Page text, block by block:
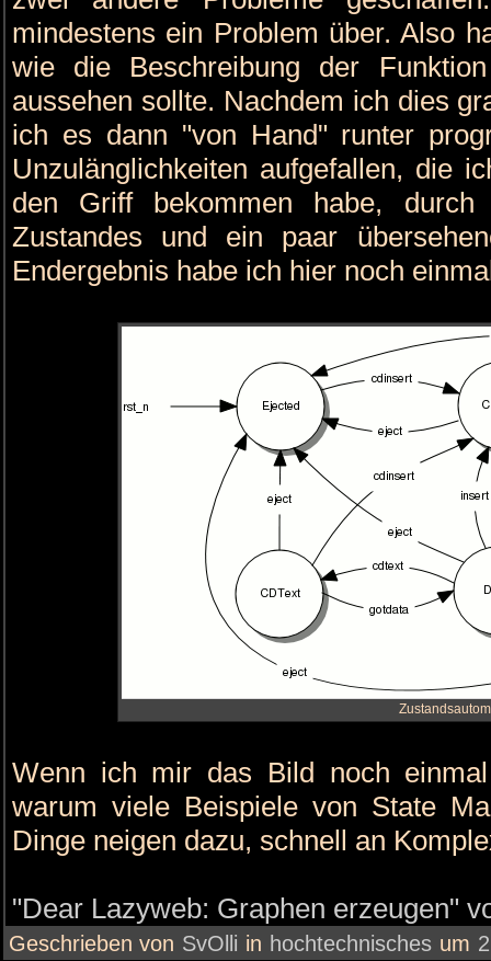
mindestens ein Problem über. Also
wie die Beschreibung der
aussehen sollte. Nachdem ich dies
ich es dann "von Hand" runter
Unzulänglichkeiten aufgefallen, die
den Griff bekommen habe,
Zustandes und ein paar
Endergebnis habe ich hier noch
Wenn ich mir das Bild noch
warum viele Beispiele von State
Dinge neigen dazu, schnell an
"Dear Lazyweb: Graphen erzeugen"
Geschrieben von SvOlli in hochtechnisches um